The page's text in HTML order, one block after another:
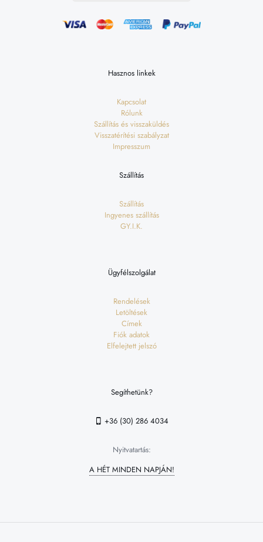
Hasznos linkek
Kapcsolat
Rólunk
Szállítás és visszaküldés
Visszatérítési szabályzat
Impresszum
Szállítás
Szállítás
Ingyenes szállítás
GY.I.K.
Ügyfélszolgálat
Rendelések
Letöltések
Címek
Fiók adatok
Elfelejtett jelszó
Segíthetünk?
+36 (30) 286 4034
Nyitvatartás:
A HÉT MINDEN NAPJÁN!